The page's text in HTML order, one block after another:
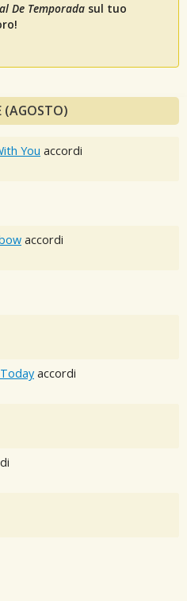
De Temporada sul tuo
(AGOSTO)
You accordi
accordi
accordi